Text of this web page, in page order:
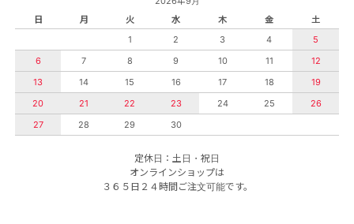
日
月 火 水 木 金
土
1
2 3 4
5
6
7 8 9 10 11
12
13
14 15 16 17 18
19
20
21 22 23 24 25
26
27
28 29 30
定休日：土日・祝日
オンラインショップは
３６５日２４時間ご注文可能です。